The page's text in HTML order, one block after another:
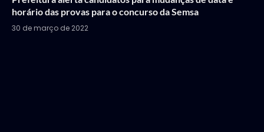
horário das provas para o concurso da Semsa
30 de março de 2022